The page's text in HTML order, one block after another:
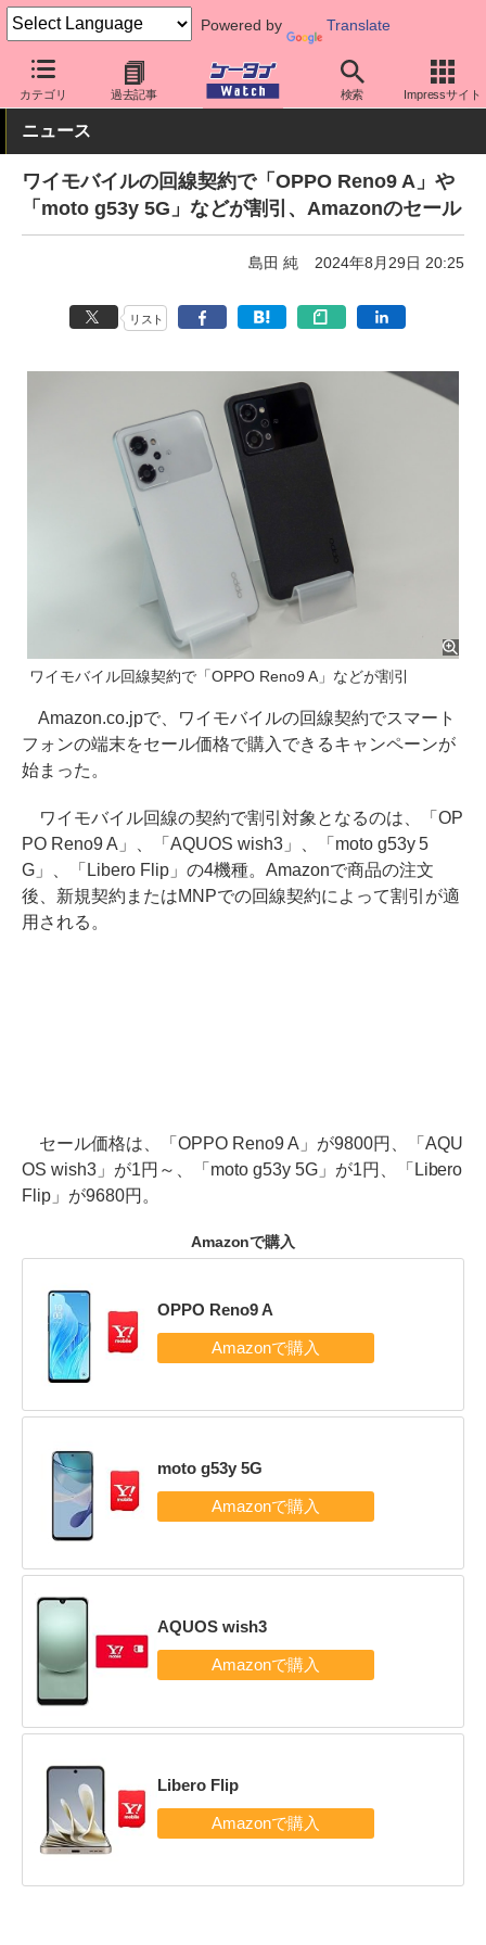
Powered by Translate
カテゴリ 過去記事 検索 Impressサイト
ケータイ Watch キャリア ワイモバイル スマホ・ケータイ
ニュース
ワイモバイルの回線契約で「OPPO Reno9 A」や
「moto g53y 5G」などが割引、Amazonのセール
島田 純 2024年8月29日 20:25
リスト
ワイモバイル回線契約で「OPPO Reno9 A」などが割引
Amazon.co.jpで、ワイモバイルの回線契約でスマート
フォンの端末をセール価格で購入できるキャンペーンが
始まった。
ワイモバイル回線の契約で割引対象となるのは、「OP
PO Reno9 A」、「AQUOS wish3」、「moto g53y 5
G」、「Libero Flip」の4機種。Amazonで商品の注文
後、新規契約またはMNPでの回線契約によって割引が適
用される。
セール価格は、「OPPO Reno9 A」が9800円、「AQU
OS wish3」が1円～、「moto g53y 5G」が1円、「Libero
Flip」が9680円。
Amazonで購入
OPPO Reno9 A
moto g53y 5G
AQUOS wish3
Libero Flip